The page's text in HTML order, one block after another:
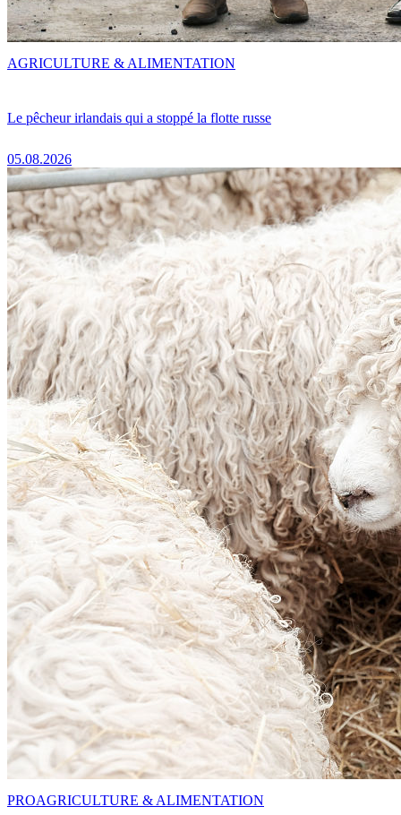
Le pêcheur irlandais qui a stoppé la flotte russe
05.08.2026
AGRICULTURE & ALIMENTATION
PROAGRICULTURE & ALIMENTATION